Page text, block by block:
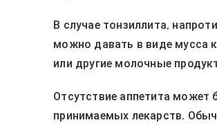
В случае тонзиллита,
можно давать в виде мусса
или другие молочные
Отсутствие аппетита
принимаемых лекарств.